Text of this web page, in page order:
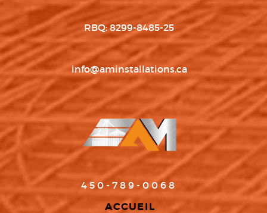
RBQ: 8299-8485-25
info@aminstallations.ca
450-789-0068
ACCUEIL